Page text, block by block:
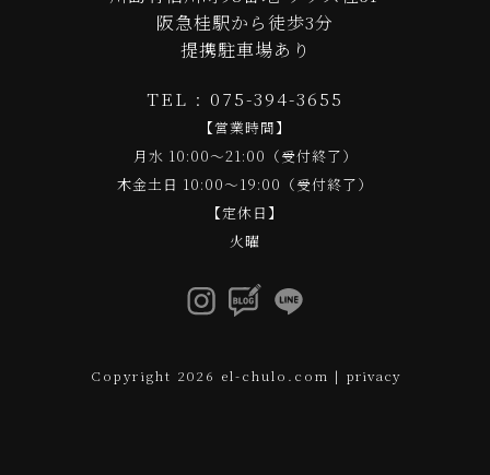
阪急桂駅から徒歩3分
提携駐車場あり
TEL : 075-394-3655
【営業時間】
月水 10:00～21:00（受付終了）
木金土日 10:00～19:00（受付終了）
【定休日】
火曜
Copyright 2026 el-chulo.com | privacy